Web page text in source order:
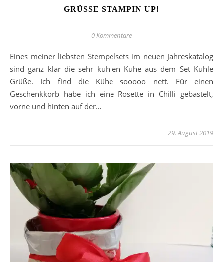
GRÜSSE STAMPIN UP!
0 Kommentare
Eines meiner liebsten Stempelsets im neuen Jahreskatalog
sind ganz klar die sehr kuhlen Kühe aus dem Set Kuhle
Grüße. Ich find die Kühe sooooo nett. Für einen
Geschenkkorb habe ich eine Rosette in Chilli gebastelt,
vorne und hinten auf der…
29. August 2019